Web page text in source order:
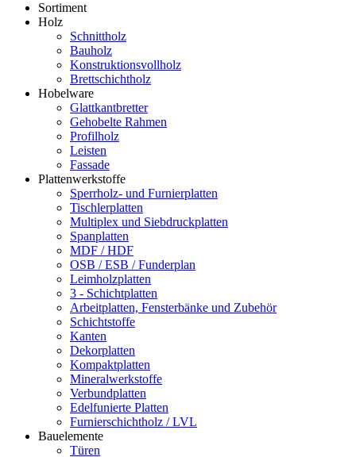
Sortiment
Holz
Schnittholz
Bauholz
Konstruktionsvollholz
Brettschichtholz
Hobelware
Glattkantbretter
Gehobelte Rahmen
Profilholz
Leisten
Fassade
Plattenwerkstoffe
Sperrholz- und Furnierplatten
Tischlerplatten
Multiplex und Siebdruckplatten
Spanplatten
MDF / HDF
OSB / ESB / Funderplan
Leimholzplatten
3 - Schichtplatten
Arbeitplatten, Fensterbänke und Zubehör
Schichtstoffe
Kanten
Dekorplatten
Kompaktplatten
Mineralwerkstoffe
Verbundplatten
Edelfunierte Platten
Furnierschichtholz / LVL
Bauelemente
Türen